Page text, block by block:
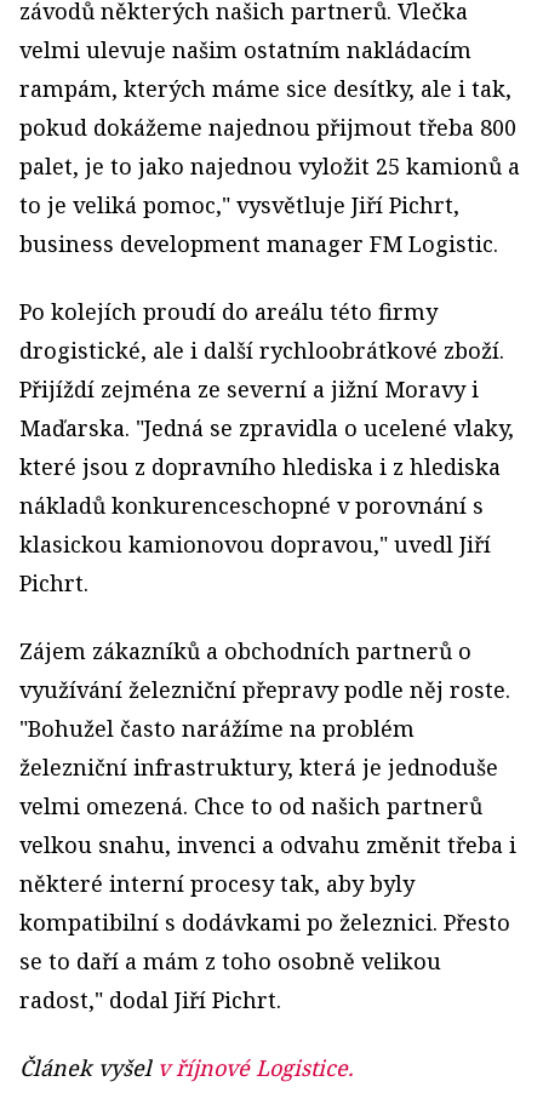
závodů některých našich partnerů. Vlečka
velmi ulevuje našim ostatním nakládacím
rampám, kterých máme sice desítky, ale i tak,
pokud dokážeme najednou přijmout třeba 800
palet, je to jako najednou vyložit 25 kamionů a
to je veliká pomoc," vysvětluje Jiří Pichrt,
business development manager FM Logistic.
Po kolejích proudí do areálu této firmy
drogistické, ale i další rychloobrátkové zboží.
Přijíždí zejména ze severní a jižní Moravy i
Maďarska. "Jedná se zpravidla o ucelené vlaky,
které jsou z dopravního hlediska i z hlediska
nákladů konkurenceschopné v porovnání s
klasickou kamionovou dopravou," uvedl Jiří
Pichrt.
Zájem zákazníků a obchodních partnerů o
využívání železniční přepravy podle něj roste.
"Bohužel často narážíme na problém
železniční infrastruktury, která je jednoduše
velmi omezená. Chce to od našich partnerů
velkou snahu, invenci a odvahu změnit třeba i
některé interní procesy tak, aby byly
kompatibilní s dodávkami po železnici. Přesto
se to daří a mám z toho osobně velikou
radost," dodal Jiří Pichrt.
Článek vyšelv říjnové Logistice.